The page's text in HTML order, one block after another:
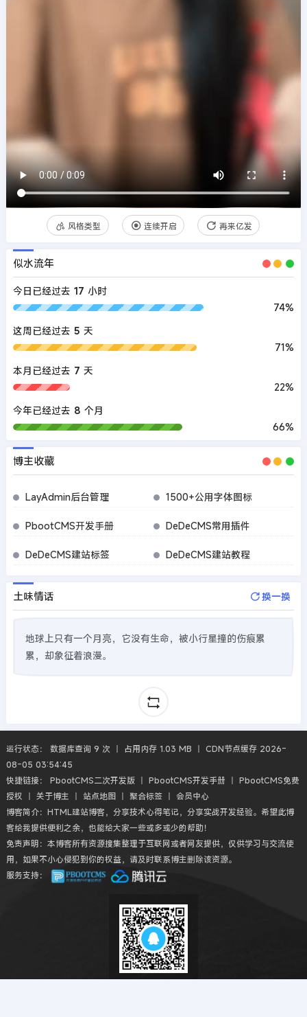
风格类型 连续开启 再来亿发
似水流年
今日已经过去 17 小时
74%
这周已经过去 5 天
71%
本月已经过去 7 天
22%
今年已经过去 8 个月
66%
博主收藏
LayAdmin后台管理 1500+公用字体图标
PbootCMS开发手册 DeDeCMS常用插件
DeDeCMS建站标签 DeDeCMS建站教程
土味情话 换一换
地球上只有一个月亮，它没有生命，被小行星撞的伤痕累
累，却象征着浪漫。
运行状态： 数据库查询 9 次 丨 占用内存 1.03 MB 丨 CDN节点缓存 2026-
08-05 03:54:45
快捷链接： PbootCMS二次开发版丨 PbootCMS开发手册 丨 PbootCMS免费
授权 丨 关于博主 丨 站点地图丨 聚合标签丨 会员中心
博客简介：HTML建站博客，分享技术心得笔记，分享实战开发经验。希望此博
客给我提供便利之余，也能给大家一些或多或少的帮助！
免责声明：本博客所有资源搜集整理于互联网或者网友提供，仅供学习与交流使
用，如果不小心侵犯到你的权益，请及时联系博主删除该资源。
服务支持：